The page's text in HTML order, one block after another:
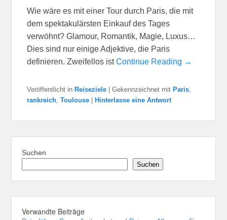
Wie wäre es mit einer Tour durch Paris, die mit
dem spektakulärsten Einkauf des Tages
verwöhnt? Glamour, Romantik, Magie, Luxus…
Dies sind nur einige Adjektive, die Paris
definieren. Zweifellos istContinue Reading →
Veröffentlicht in Reiseziele |Gekennzeichnet mit Paris,
rankreich,Toulouse Hinterlasse eine Antwort
Suchen
Suchen
Verwandte Beiträge